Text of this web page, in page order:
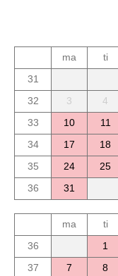
ma
ti
31
32
3 4
33
10 11
34
17 18
35
24 25
36
31
ma
ti
36
1
37
7 8